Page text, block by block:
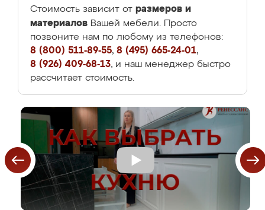
Стоимость зависит от размеров и
материалов Вашей мебели. Просто
позвоните нам по любому из телефонов:
8 (800) 511-89-55, 8 (495) 665-24-01,
8 (926) 409-68-13, и наш менеджер быстро
рассчитает стоимость.